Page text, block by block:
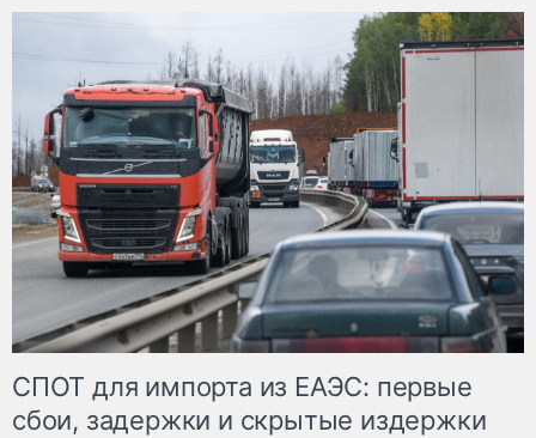
СПОТ для импорта из ЕАЭС: первые
сбои, задержки и скрытые издержки